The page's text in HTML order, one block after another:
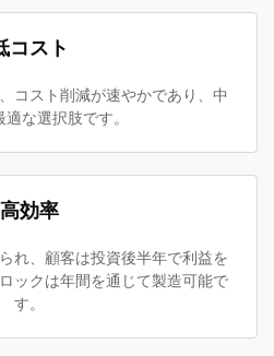
コスト
コスト削減が速やかであり、中
な選択肢です。
高効率
れ、顧客は投資後半年で利益を
ックは年間を通じて製造可能で
す。